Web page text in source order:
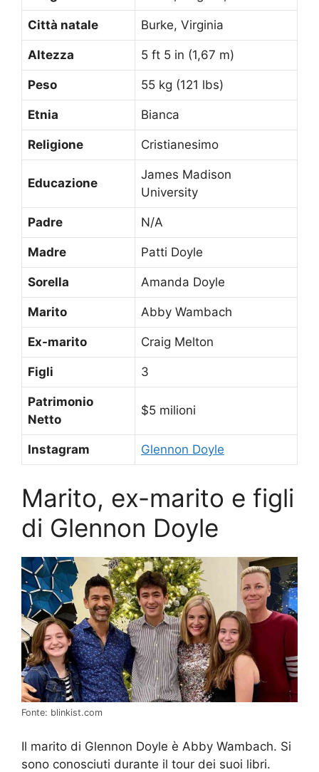
Città natale Burke, Virginia
Altezza 5 ft 5 in (1,67 m)
Peso 55 kg (121 lbs)
Etnia Bianca
Religione Cristianesimo
Educazione
James Madison
University
Padre N/A
Madre Patti Doyle
Sorella Amanda Doyle
Marito Abby Wambach
Ex-marito Craig Melton
Figli 3
Patrimonio
Netto
$5 milioni
Instagram Glennon Doyle
Marito, ex-marito e figli
di Glennon Doyle
Fonte: blinkist.com
Il marito di Glennon Doyle è Abby Wambach. Si
sono conosciuti durante il tour dei suoi libri.